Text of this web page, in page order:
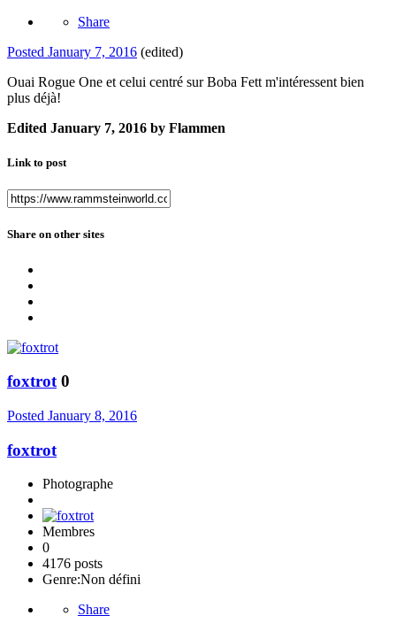
Share
Posted January 7, 2016 (edited)
Ouai Rogue One et celui centré sur Boba Fett m'intéressent bien
plus déjà!
Edited January 7, 2016 by Flammen
Link to post
Share on other sites
foxtrot 0
Posted January 8, 2016
foxtrot
Photographe
Membres
0
4176 posts
Genre:Non défini
Share